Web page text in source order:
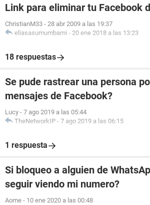
Link para eliminar tu Facebook
ChristianM33 - 28 abr 2009 a las 19:37
eliasasumumbami - 20 ene 2018 a las 13:23
18 respuestas
Se pude rastrear una persona
mensajes de Facebook?
Lucy - 7 ago 2019 a las 05:44
TheNetworkIP - 7 ago 2019 a las 06:15
1 respuesta
Si bloqueo a alguien de
seguir viendo mi numero?
Aome - 10 ene 2020 a las 00:48